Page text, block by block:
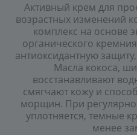
Активный крем для
возрастных изменений
комплекс на основе
органического
антиоксидантную
Масла кокоса,
восстанавливают
смягчают кожу и
морщин. При
уплотняется, темные
менее